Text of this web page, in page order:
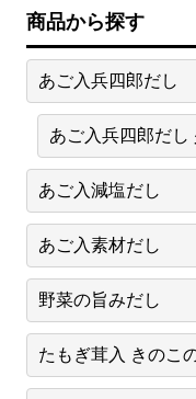
商品から探す
あご入兵四郎だし
あご入兵四郎だし
あご入減塩だし
あご入素材だし
野菜の旨みだし
たもぎ茸入 きのこ